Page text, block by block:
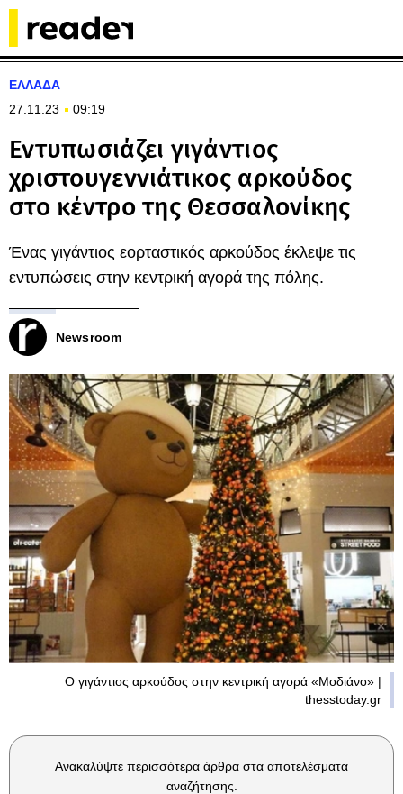
ΕΛΛΑΔΑ
27.11.23
09:19
Εντυπωσιάζει γιγάντιος
χριστουγεννιάτικος αρκούδος
στο κέντρο της Θεσσαλονίκης
Ένας γιγάντιος εορταστικός αρκούδος έκλεψε τις
εντυπώσεις στην κεντρική αγορά της πόλης.
Newsroom
Ο γιγάντιος αρκούδος στην κεντρική αγορά «Μοδιάνο» |
thesstoday.gr
Ανακαλύψτε περισσότερα άρθρα στα αποτελέσματα
αναζήτησης.